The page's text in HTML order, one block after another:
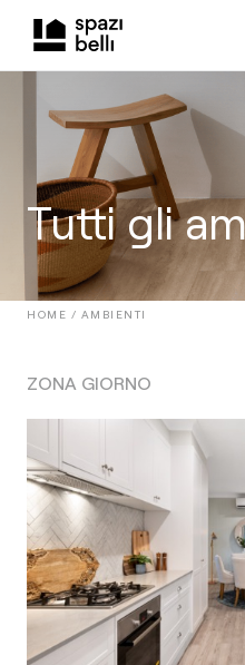
Tutti gli
HOME / AMBIENTI
ZONA GIORNO